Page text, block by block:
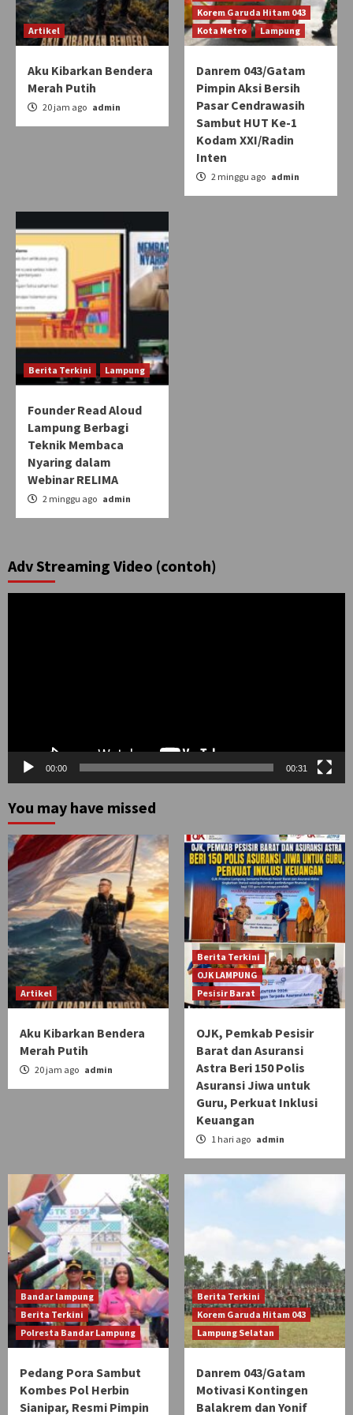
Artikel
Aku Kibarkan Bendera
Merah Putih
20 jam ago admin
Korem Garuda Hitam 043
Kota Metro
Lampung
Danrem 043/Gatam
Pimpin Aksi Bersih
Pasar Cendrawasih
Sambut HUT Ke-1
Kodam XXI/Radin
Inten
2 minggu ago admin
Berita Terkini Lampung
Founder Read Aloud
Lampung Berbagi
Teknik Membaca
Nyaring dalam
Webinar RELIMA
2 minggu ago admin
Adv Streaming Video (contoh)
00:00 00:31
You may have missed
Artikel
Aku Kibarkan Bendera
Merah Putih
20 jam ago admin
Berita Terkini
OJK LAMPUNG
Pesisir Barat
OJK, Pemkab Pesisir
Barat dan Asuransi
Astra Beri 150 Polis
Asuransi Jiwa untuk
Guru, Perkuat Inklusi
Keuangan
1 hari ago admin
Bandar lampung
Berita Terkini
Polresta Bandar Lampung
Pedang Pora Sambut
Kombes Pol Herbin
Sianipar, Resmi Pimpin
Berita Terkini
Korem Garuda Hitam 043
Lampung Selatan
Danrem 043/Gatam
Motivasi Kontingen
Balakrem dan Yonif